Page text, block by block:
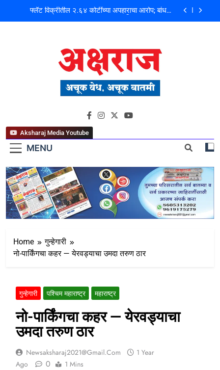
फ्लॅट विक्रीतील २.६४ कोटींच्या अपहाराचा आरोप; बांधकाम
शिळगावच्या पोलीस पाटलांचे निधन; समाजसेवेचा आधारवड
पहाटे घरफोड्या, दिवसा चोरी; चोरट्यांचा बिडी कामगार परिसरावर
फ्लॅट विक्रीतील २.६४ कोटींच्या अपहाराचा आरोप; बांधकाम
मोशी कचरा डेपो दुर्घटना ! तत्कालीन कार्यकारी अभियंता हरविंदर
शिळगावच्या पोलीस पाटलांचे निधन; समाजसेवेचा आधारवड
अक्षराज न्यूज पोर्टल
MENU
Aksharaj Media Youtube
Home
गुन्हेगारी
नो-पार्किंगचा कहर — येरवड्याचा उमदा तरुण ठार
गुन्हेगारी पश्चिम महाराष्ट्र महाराष्ट्र
नो-पार्किंगचा कहर — येरवड्याचा
उमदा तरुण ठार
Newsaksharaj2021@gmail.com
1 Year
Ago
0 1 Mins